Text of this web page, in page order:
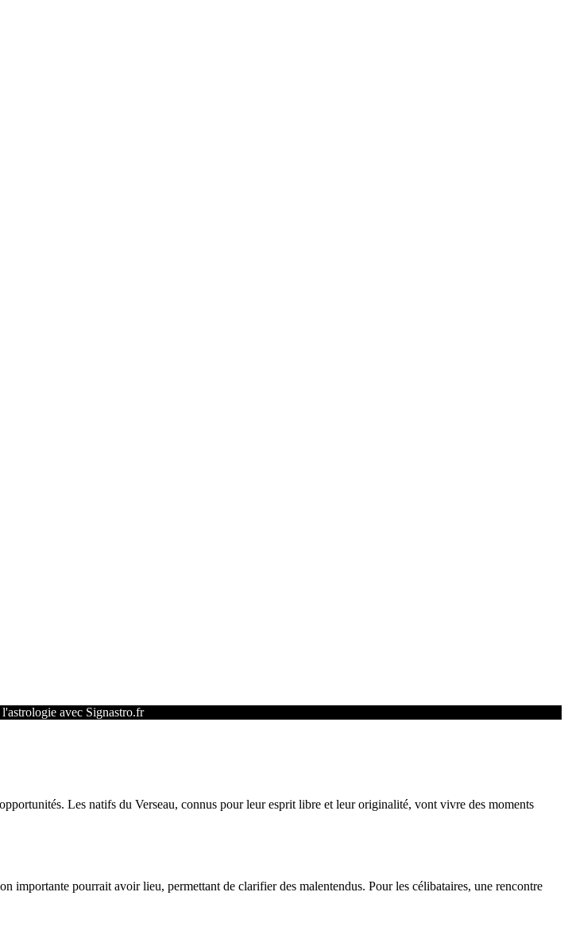
avec Signastro.fr
Les natifs du Verseau, connus pour leur esprit libre et leur originalité, vont vivre des moments
importante pourrait avoir lieu, permettant de clarifier des malentendus. Pour les célibataires, une rencontre